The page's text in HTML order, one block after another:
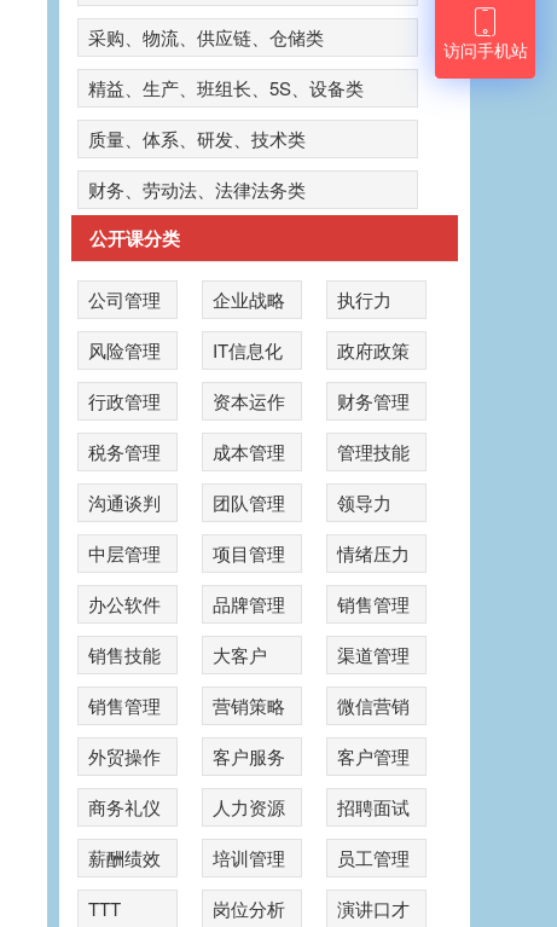
采购、物流、供应链、仓储类
精益、生产、班组长、5S、设备类
质量、体系、研发、技术类
财务、劳动法、法律法务类
公开课分类
公司管理 企业战略
执行力
风险管理
IT信息化
公
政府政策
行政管理
资本运作
财务管理
税务管理
成本管理
管理技能
沟通谈判
团队管理
领导力
中层管理
项目管理
情绪压力
办公软件
品牌管理
销售管理
销售技能
大客户
渠道管理
销售管理
营销策略
微信营销
外贸操作
客户服务
客户管理
商务礼仪
人力资源
招聘面试
薪酬绩效
培训管理
员工管理
TTT
岗位分析
演讲口才

访问手机站